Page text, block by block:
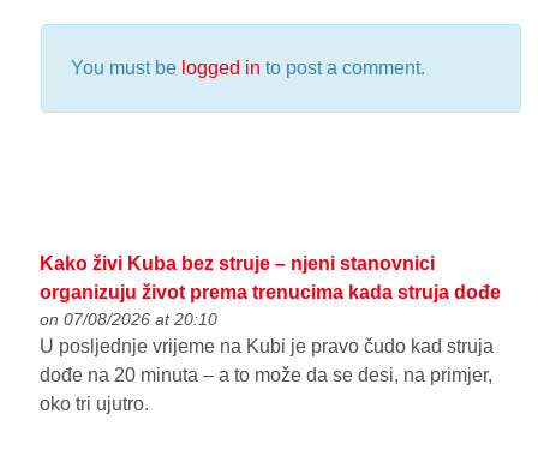
You must be logged in to post a comment.
Kako živi Kuba bez struje – njeni stanovnici
organizuju život prema trenucima kada struja dođe
on 07/08/2026 at 20:10
U posljednje vrijeme na Kubi je pravo čudo kad struja
dođe na 20 minuta – a to može da se desi, na primjer,
oko tri ujutro.